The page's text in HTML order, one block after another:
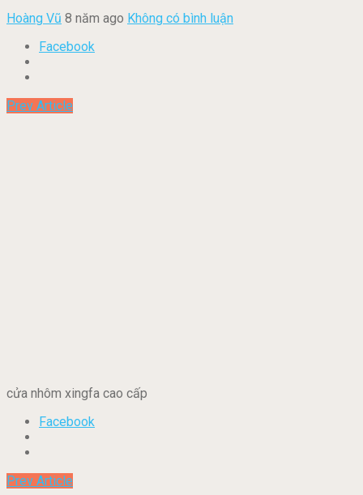
Hoàng Vũ 8 năm ago Không có bình luận
Facebook
Prev Article
cửa nhôm xingfa cao cấp
Facebook
Prev Article